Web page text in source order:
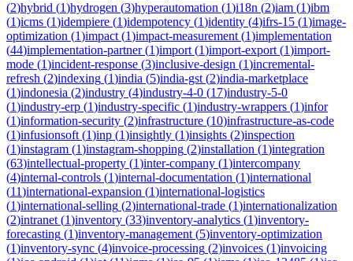
(2)hybrid (1)hydrogen (3)hyperautomation (1)i18n (2)iam (1)ibm
(1)icms (1)idempiere (1)idempotency (1)identity (4)ifrs-15 (1)image-
optimization (1)impact (1)impact-measurement (1)implementation
(44)implementation-partner(1)import (1)import-export (1)import-
mode (1)incident-response (3)inclusive-design (1)incremental-
refresh (2)indexing (1)india (5)india-gst (2)india-marketplace
(1)indonesia (2)industry (4)industry-4-0 (17)industry-5-0
(1)industry-erp (1)industry-specific (1)industry-wrappers (1)infor
(1)information-security (2)infrastructure (10)infrastructure-as-code
(1)infusionsoft (1)inp (1)insightly (1)insights (2)inspection
(1)instagram (1)instagram-shopping (2)installation (1)integration
(63)intellectual-property (1)inter-company (1)intercompany
(4)internal-controls (1)internal-documentation (1)international
(11)international-expansion (1)international-logistics
(1)international-selling (2)international-trade (1)internationalization
(2)intranet (1)inventory (33)inventory-analytics (1)inventory-
forecasting (1)inventory-management (5)inventory-optimization
(1)inventory-sync (4)invoice-processing (2)invoices (1)invoicing